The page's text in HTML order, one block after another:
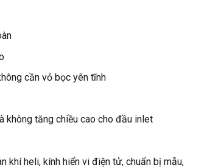
cần vỏ bọc yên tĩnh
không tăng chiều cao cho đầu inlet
khí heli, kính hiển vi điện tử, chuẩn bị mẫu,